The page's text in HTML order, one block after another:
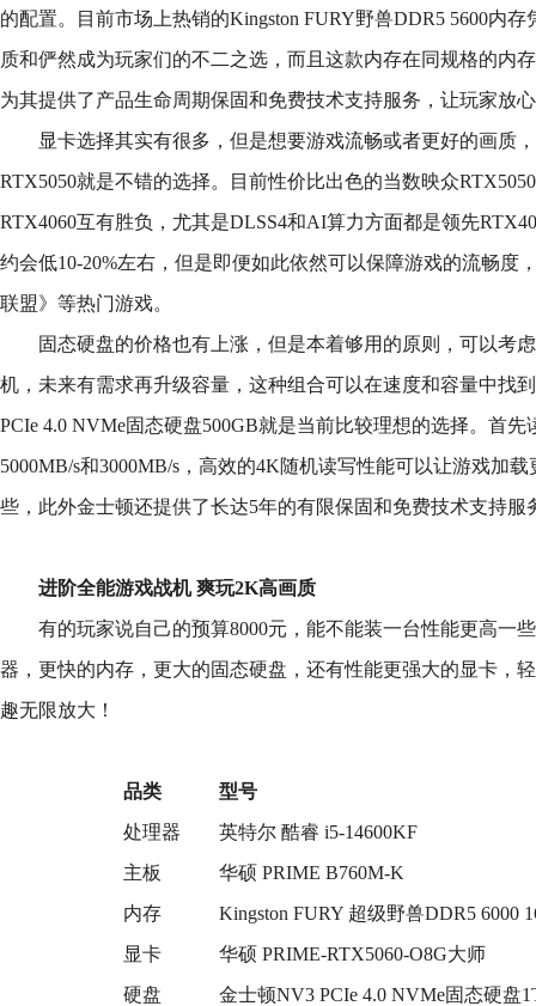
的配置。目前市场上热销的Kingston FURY野兽DDR5 5600内
质和俨然成为玩家们的不二之选，而且这款内存在同规格的内
为其提供了产品生命周期保固和免费技术支持服务，让玩家放
显卡选择其实有很多，但是想要游戏流畅或者更好的画质
RTX5050就是不错的选择。目前性价比出色的当数映众
RTX4060互有胜负，尤其是DLSS4和AI算力方面都是领先
约会低10-20%左右，但是即便如此依然可以保障游戏的流畅度
联盟》等热门游戏。
固态硬盘的价格也有上涨，但是本着够用的原则，可以考
机，未来有需求再升级容量，这种组合可以在速度和容量中找
PCIe 4.0 NVMe固态硬盘500GB就是当前比较理想的选择。首
5000MB/s和3000MB/s，高效的4K随机读写性能可以让游戏加
些，此外金士顿还提供了长达5年的有限保固和免费技术支持服
进阶全能游戏战机 爽玩2K高画质
有的玩家说自己的预算8000元，能不能装一台性能更高一
器，更快的内存，更大的固态硬盘，还有性能更强大的显卡，
趣无限放大！
品类
型号
处理器
英特尔 酷睿 i5-14600KF
主板
华硕 PRIME B760M-K
内存
Kingston FURY 超级野兽DDR5 6000
显卡
华硕 PRIME-RTX5060-O8G大师
硬盘
金士顿NV3 PCIe 4.0 NVMe固态硬盘